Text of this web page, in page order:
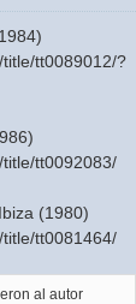
tt0089012/?
tt0092083/
(1980)
tt0081464/
al autor